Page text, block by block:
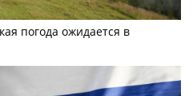
погода ожидается в